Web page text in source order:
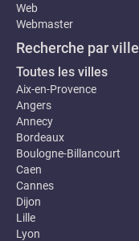
Web
Webmaster
Recherche par ville
Toutes les villes
Aix-en-Provence
Angers
Annecy
Bordeaux
Boulogne-Billancourt
Caen
Cannes
Dijon
Lille
Lyon